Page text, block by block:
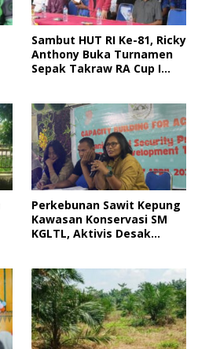
Sambut HUT RI Ke-81, Ricky
Anthony Buka Turnamen
Sepak Takraw RA Cup I
Perkebunan Sawit Kepung
Kawasan Konservasi SM
KGLTL, Aktivis Desak